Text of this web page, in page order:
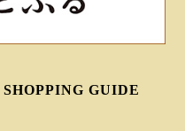
SHOPPING GUIDE